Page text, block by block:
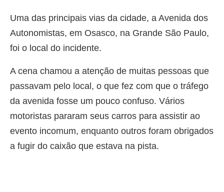
Uma das principais vias da cidade, a Avenida dos
Autonomistas, em Osasco, na Grande São Paulo,
foi o local do incidente.
A cena chamou a atenção de muitas pessoas que
passavam pelo local, o que fez com que o tráfego
da avenida fosse um pouco confuso. Vários
motoristas pararam seus carros para assistir ao
evento incomum, enquanto outros foram obrigados
a fugir do caixão que estava na pista.